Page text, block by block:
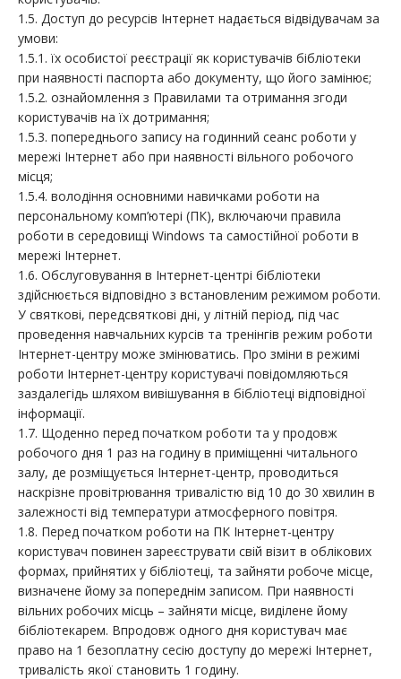
1.5. Доступ до ресурсів Інтернет надається відвідувачам за
умови:
1.5.1. їх особистої реєстрації як користувачів бібліотеки
при наявності паспорта або документу, що його замінює;
1.5.2. ознайомлення з Правилами та отримання згоди
користувачів на їх дотримання;
1.5.3. попереднього запису на годинний сеанс роботи у
мережі Інтернет або при наявності вільного робочого
місця;
1.5.4. володіння основними навичками роботи на
персональному комп’ютері (ПК), включаючи правила
роботи в середовищі Windows та самостійної роботи в
мережі Інтернет.
1.6. Обслуговування в Інтернет-центрі бібліотеки
здійснюється відповідно з встановленим режимом роботи.
У святкові, передсвяткові дні, у літній період, під час
проведення навчальних курсів та тренінгів режим роботи
Інтернет-центру може змінюватись. Про зміни в режимі
роботи Інтернет-центру користувачі повідомляються
заздалегідь шляхом вивішування в бібліотеці відповідної
інформації.
1.7. Щоденно перед початком роботи та у продовж
робочого дня 1 раз на годину в приміщенні читального
залу, де розміщується Інтернет-центр, проводиться
наскрізне провітрювання тривалістю від 10 до 30 хвилин в
залежності від температури атмосферного повітря.
1.8. Перед початком роботи на ПК Інтернет-центру
користувач повинен зареєструвати свій візит в облікових
формах, прийнятих у бібліотеці, та зайняти робоче місце,
визначене йому за попереднім записом. При наявності
вільних робочих місць – зайняти місце, виділене йому
бібліотекарем. Впродовж одного дня користувач має
право на 1 безоплатну сесію доступу до мережі Інтернет,
тривалість якої становить 1 годину.